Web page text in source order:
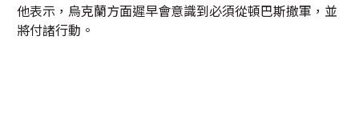
他表示，烏克蘭方面遲早會意識到必須從頓巴斯撤軍，並
將付諸行動。